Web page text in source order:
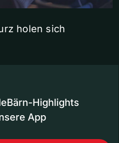
holen sich
Highlights
App